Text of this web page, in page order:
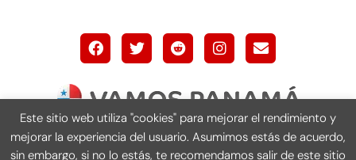
Vamos Panamá 2012 – 2026. Todos los derechos
Este sitio web utiliza "cookies" para mejorar el rendimiento y
mejorar la experiencia del usuario. Asumimos estás de acuerdo,
sin embargo, si no lo estás, te recomendamos salir de este sitio